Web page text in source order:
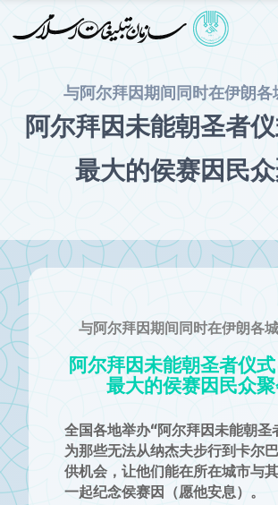
与阿尔拜因期间同时在伊朗
阿尔拜因未能朝圣者
最大的侯赛因民
与阿尔拜因期间同时在伊朗各
阿尔拜因未能朝圣者仪
最大的侯赛因民众
全国各地举办“阿尔拜因未能朝圣
为那些无法从纳杰夫步行到卡尔
供机会，让他们能在所在城市与
一起纪念侯赛因（愿他安息）。